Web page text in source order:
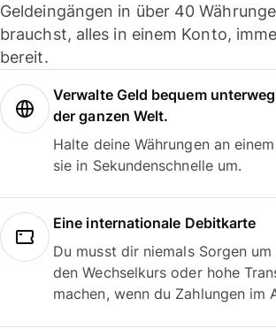
Geldeingängen in über 40
brauchst, alles in einem Konto,
bereit.
Verwalte Geld bequem
der ganzen Welt.
Halte deine Währungen an
sie in Sekundenschnelle um.
Eine internationale Debitkarte
Du musst dir niemals Sorgen
den Wechselkurs oder hohe
machen, wenn du Zahlungen im